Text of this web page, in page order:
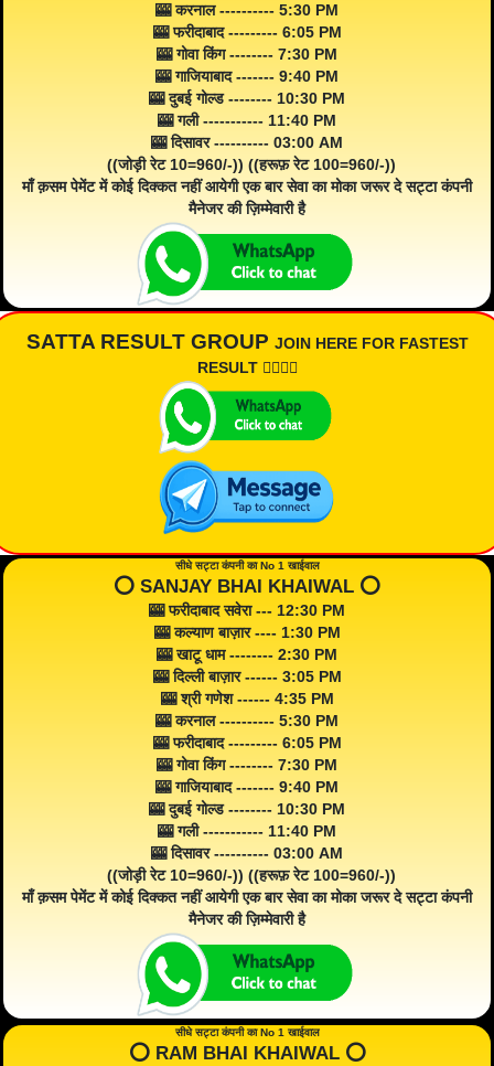
🎰 करनाल ---------- 5:30 PM
🎰 फरीदाबाद --------- 6:05 PM
🎰 गोवा किंग -------- 7:30 PM
🎰 गाजियाबाद ------- 9:40 PM
🎰 दुबई गोल्ड -------- 10:30 PM
🎰 गली ----------- 11:40 PM
🎰 दिसावर ---------- 03:00 AM
((जोड़ी रेट 10=960/-)) ((हरूफ़ रेट 100=960/-))
माँ क़सम पेमेंट में कोई दिक्कत नहीं आयेगी एक बार सेवा का मोका जरूर दे सट्टा कंपनी
मैनेजर की ज़िम्मेवारी है
SATTA RESULT GROUP JOIN HERE FOR FASTEST
RESULT 👇🏾👇🏾
सीधे सट्टा कंपनी का No 1 खाईवाल
⭕️ SANJAY BHAI KHAIWAL ⭕️
🎰 फरीदाबाद सवेरा --- 12:30 PM
🎰 कल्याण बाज़ार ---- 1:30 PM
🎰 खाटू धाम -------- 2:30 PM
🎰 दिल्ली बाज़ार ------ 3:05 PM
🎰 श्री गणेश ------ 4:35 PM
🎰 करनाल ---------- 5:30 PM
🎰 फरीदाबाद --------- 6:05 PM
🎰 गोवा किंग -------- 7:30 PM
🎰 गाजियाबाद ------- 9:40 PM
🎰 दुबई गोल्ड -------- 10:30 PM
🎰 गली ----------- 11:40 PM
🎰 दिसावर ---------- 03:00 AM
((जोड़ी रेट 10=960/-)) ((हरूफ़ रेट 100=960/-))
माँ क़सम पेमेंट में कोई दिक्कत नहीं आयेगी एक बार सेवा का मोका जरूर दे सट्टा कंपनी
मैनेजर की ज़िम्मेवारी है
सीधे सट्टा कंपनी का No 1 खाईवाल
⭕️ RAM BHAI KHAIWAL ⭕️